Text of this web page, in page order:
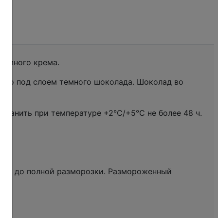
много крема.
под слоем темного шоколада. Шоколад во
при температуре +2°С/+5°С не более 48 ч.
до полной разморозки. Размороженный